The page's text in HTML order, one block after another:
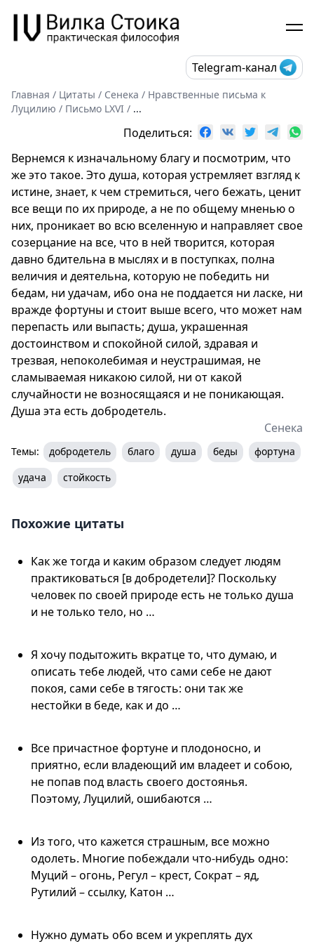
Telegram-канал
Главная / Цитаты / Сенека / Нравственные письма к
Луцилию / Письмо LХVI / ...
Поделиться:
Вернемся к изначальному благу и посмотрим, что
же это такое. Это душа, которая устремляет взгляд к
истине, знает, к чем стремиться, чего бежать, ценит
все вещи по их природе, а не по общему мненью о
них, проникает во всю вселенную и направляет свое
созерцание на все, что в ней творится, которая
давно бдительна в мыслях и в поступках, полна
величия и деятельна, которую не победить ни
бедам, ни удачам, ибо она не поддается ни ласке, ни
вражде фортуны и стоит выше всего, что может нам
перепасть или выпасть; душа, украшенная
достоинством и спокойной силой, здравая и
трезвая, непоколебимая и неустрашимая, не
сламываемая никакою силой, ни от какой
случайности не возносящаяся и не поникающая.
Душа эта есть добродетель.
Сенека
Темы: добродетель благо душа беды
фортуна
удача
стойкость
Похожие цитаты
Как же тогда и каким образом следует людям
практиковаться [в добродетели]? Поскольку
человек по своей природе есть не только душа
и не только тело, но …
Я хочу подытожить вкратце то, что думаю, и
описать тебе людей, что сами себе не дают
покоя, сами себе в тягость: они так же
нестойки в беде, как и до …
Все причастное фортуне и плодоносно, и
приятно, если владеющий им владеет и собою,
не попав под власть своего достоянья.
Поэтому, Луцилий, ошибаются …
Из того, что кажется страшным, все можно
одолеть. Многие побеждали что-нибудь одно:
Муций – огонь, Регул – крест, Сократ – яд,
Рутилий – ссылку, Катон …
Нужно думать обо всем и укреплять дух